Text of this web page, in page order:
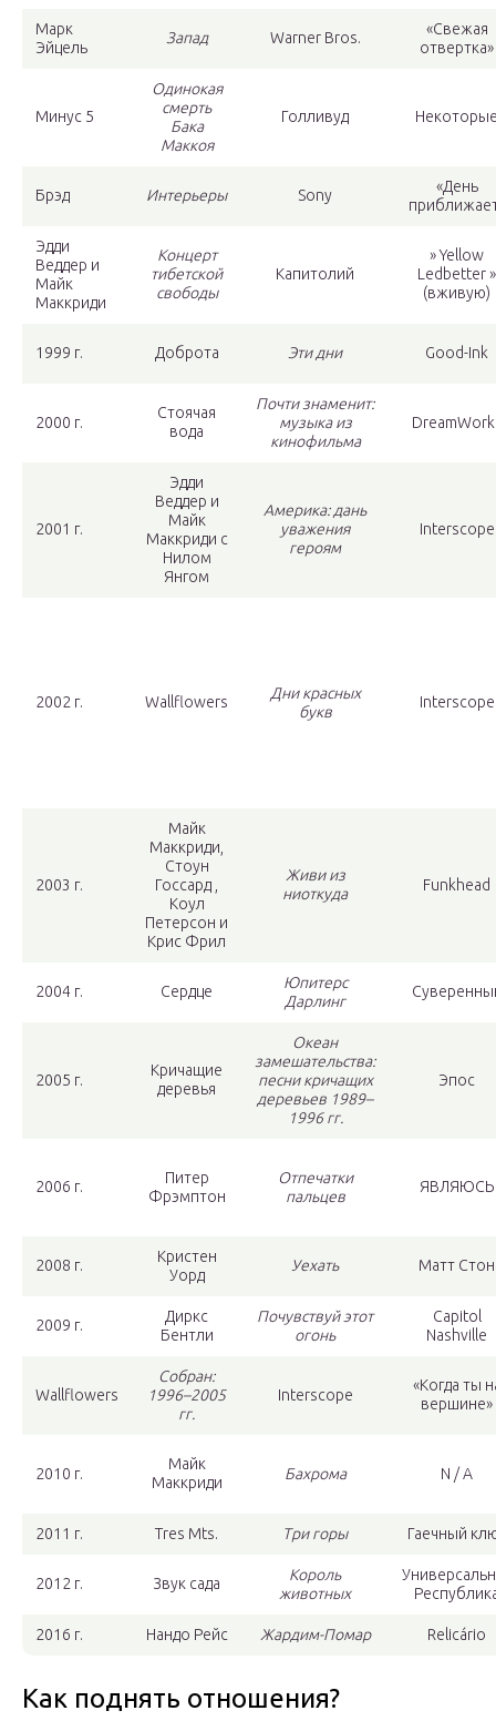
Марк
Эйцель
Запад Warner Bros.
«Свежая
отвертка»
Минус 5
Одинокая
смерть
Бака
Маккоя
Голливуд
Брэд Интерьеры Sony
«День
Эдди
Веддер и
Майк
Маккриди
Концерт
тибетской
свободы
Капитолий
» Yellow
Ledbetter »
(вживую)
1999 г. Доброта Эти дни Good-Ink
2000 г.
Стоячая
вода
Почти знаменит:
музыка из
кинофильма
2001 г.
Эдди
Веддер и
Майк
Маккриди с
Нилом
Янгом
Америка: дань
уважения
героям
Interscope
2002 г. Wallflowers
Дни красных
букв
Interscope
2003 г.
Майк
Маккриди,
Стоун
Госсард ,
Коул
Петерсон и
Крис Фрил
Живи из
ниоткуда
Funkhead
2004 г. Сердце
Юпитерс
Дарлинг
2005 г.
Кричащие
деревья
Океан
замешательства:
песни кричащих
деревьев 1989–
1996 гг.
Эпос
2006 г.
Питер
Фрэмптон
Отпечатки
пальцев
ЯВЛЯЮСЬ
2008 г.
Кристен
Уорд
Уехать Матт Стон
2009 г.
Диркс
Бентли
Почувствуй этот
огонь
Capitol
Nashville
Wallflowers
Собран:
1996–2005
гг.
Interscope
«Когда ты
вершине»
2010 г.
Майк
Маккриди
Бахрома N / A
2011 г. Tres Mts. Три горы Гаечный
2012 г. Звук сада
Король
животных
2016 г. Нандо Рейс Жардим-Помар Relicário
Как поднять отношения?